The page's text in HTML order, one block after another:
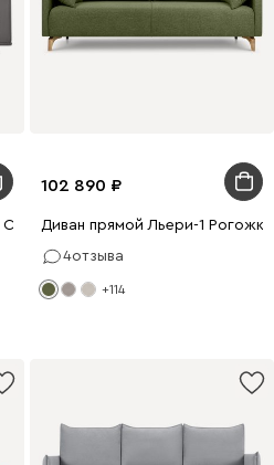
Серый
102 890
Диван прямой Льери-1
4отзыва
+114